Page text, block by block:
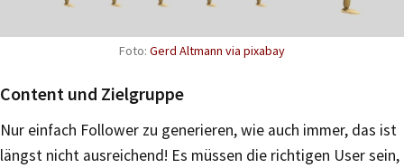
Foto: Gerd Altmann via pixabay
Content und Zielgruppe
Nur einfach Follower zu generieren, wie auch immer, das ist
längst nicht ausreichend! Es müssen die richtigen User sein,